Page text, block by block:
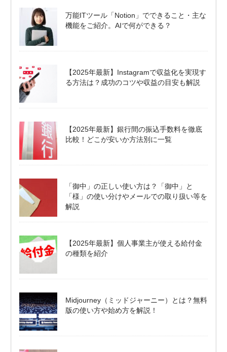
万能ITツール「Notion」でできること・主な
機能をご紹介。AIで何ができる？
【2025年最新】Instagramで収益化を実現す
る方法は？成功のコツや収益の目安も解説
【2025年最新】銀行間の振込手数料を徹底
比較！どこが安いか方法別に一覧
「御中」の正しい使い方は？「御中」と
「様」の使い分けやメールでの取り扱い等を
解説
【2025年最新】個人事業主が使える給付金
の種類を紹介
Midjourney（ミッドジャーニー）とは？無料
版の使い方や始め方を解説！